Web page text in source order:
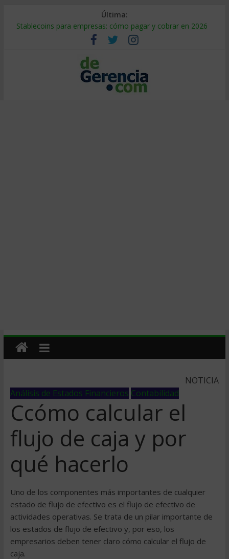
Última:
Stablecoins para empresas: cómo pagar y cobrar en 2026
Despido silencioso: qué es y por qué sale tan caro
IA en selección de personal: cómo auditarla a tiempo
Trabajo forzoso en la cadena de suministro: qué hacer
Mercado hispano de EE. UU.: cómo segmentarlo y venderle
NOTICIA
Análisis de Estados Financieros Contabilidad
Ccómo calcular el
flujo de caja y por
qué hacerlo
Uno de los componentes más importantes de cualquier
estado de flujo de efectivo es el flujo de efectivo de
actividades operativas. Se trata de un pilar importante de
los estados de flujo de efectivo y, por eso, los
empresarios deben tener claro cómo calcular el flujo de
caja.